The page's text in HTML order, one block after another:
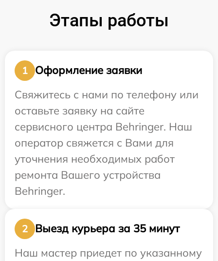
Этапы работы
1
Оформление заявки
Свяжитесь с нами по телефону или
оставьте заявку на сайте
сервисного центра Behringer. Наш
оператор свяжется с Вами для
уточнения необходимых работ
ремонта Вашего устройства
Behringer.
2
Выезд курьера за 35 минут
Наш мастер приедет по указанному